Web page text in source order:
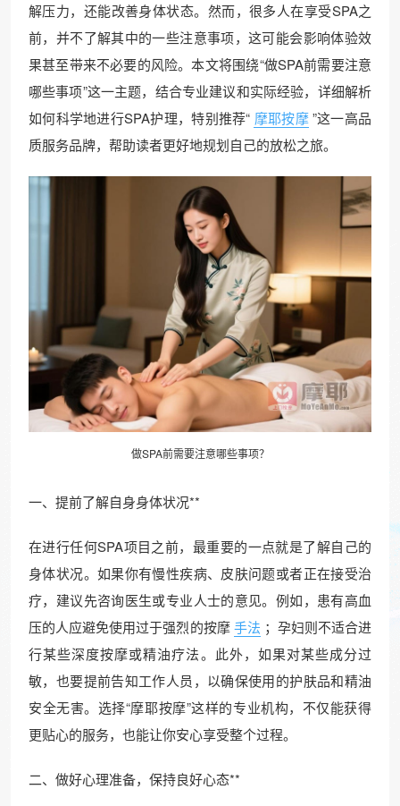
解压力，还能改善身体状态。然而，很多人在享受SPA之
前，并不了解其中的一些注意事项，这可能会影响体验效
果甚至带来不必要的风险。本文将围绕“做SPA前需要注意
哪些事项”这一主题，结合专业建议和实际经验，详细解析
如何科学地进行SPA护理，特别推荐“ 摩耶按摩”这一高品
质服务品牌，帮助读者更好地规划自己的放松之旅。
做SPA前需要注意哪些事项？
一、提前了解自身身体状况**
在进行任何SPA项目之前，最重要的一点就是了解自己的
身体状况。如果你有慢性疾病、皮肤问题或者正在接受治
疗，建议先咨询医生或专业人士的意见。例如，患有高血
压的人应避免使用过于强烈的按摩 手法 ；孕妇则不适合进
行某些深度按摩或精油疗法。此外，如果对某些成分过
敏，也要提前告知工作人员，以确保使用的护肤品和精油
安全无害。选择“摩耶按摩”这样的专业机构，不仅能获得
更贴心的服务，也能让你安心享受整个过程。
二、做好心理准备，保持良好心态**